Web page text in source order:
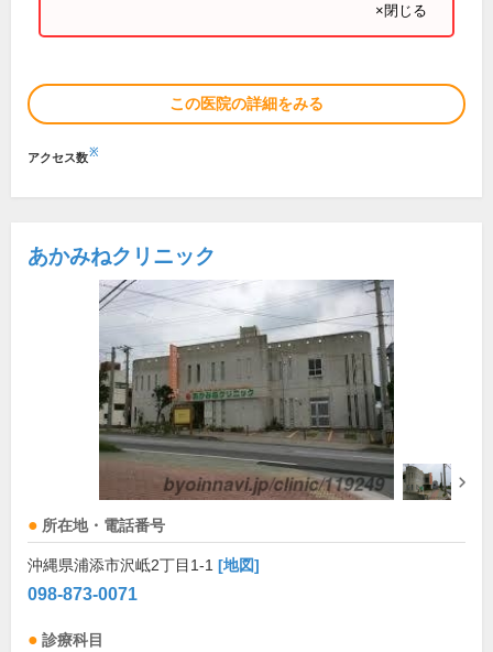
×閉じる
この医院の詳細をみる
アクセス数※
あかみねクリニック
所在地・電話番号
沖縄県浦添市沢岻2丁目1-1 [地図]
098-873-0071
診療科目